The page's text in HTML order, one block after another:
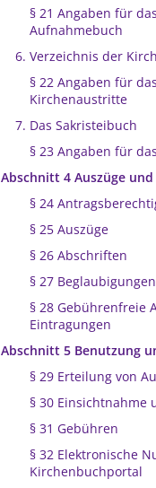
§ 21 Angaben für
Aufnahmebuch
6. Verzeichnis der
§ 22 Angaben für
Kirchenaustritte
7. Das Sakristeibuch
§ 23 Angaben für
Abschnitt 4 Auszüge
§ 24
§ 25 Auszüge
§ 26 Abschriften
§ 27 Beglaubigungen
§ 28 Gebührenfreie
Eintragungen
Abschnitt 5 Benutzung
§ 29 Erteilung von
§ 30 Einsichtnahme
§ 31 Gebühren
§ 32 Elektronische
Kirchenbuchportal